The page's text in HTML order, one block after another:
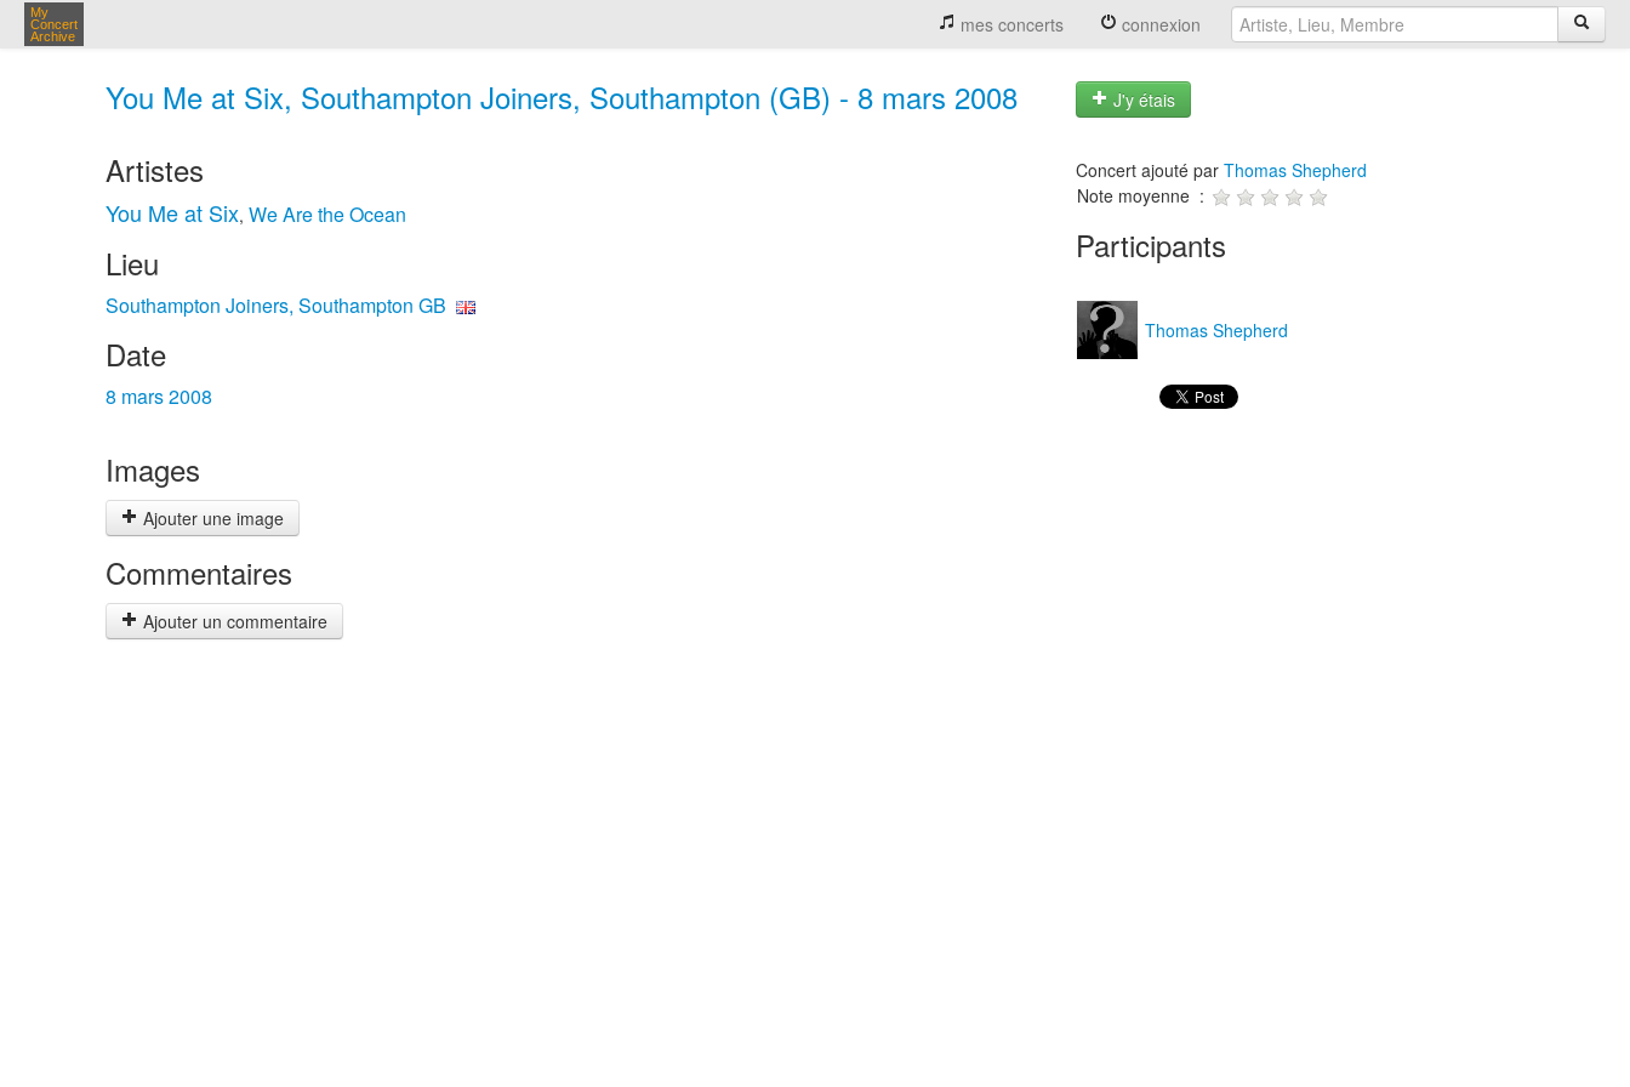
My
Concert
Archive
mes concerts connexion
You Me at Six, Southampton Joiners, Southampton (GB) - 8 mars 2008 J'y étais
Artistes
You Me at Six, We Are the Ocean
Lieu
Southampton Joiners, Southampton GB
Date
8 mars 2008
Images
Ajouter une image
Commentaires
Ajouter un commentaire
Concert ajouté par Thomas Shepherd
Note moyenne :
Participants
Thomas Shepherd